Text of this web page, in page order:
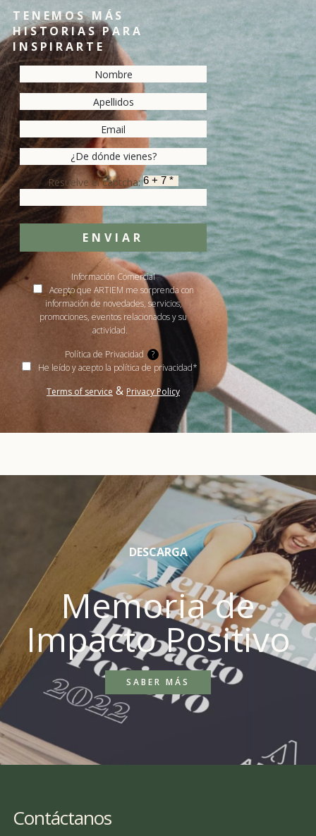
TENEMOS MÁS
HISTORIAS PARA
INSPIRARTE
Resuelve el captcha:
ENVIAR
Información Comercial
Acepto que ARTIEM me sorprenda con
información de novedades, servicios,
promociones, eventos relacionados y su
actividad.
Política de Privacidad
?
He leído y acepto la política de privacidad*
Terms of service & Privacy Policy
DESCARGA
Memoria de
Impacto Positivo
SABER MÁS
Contáctanos